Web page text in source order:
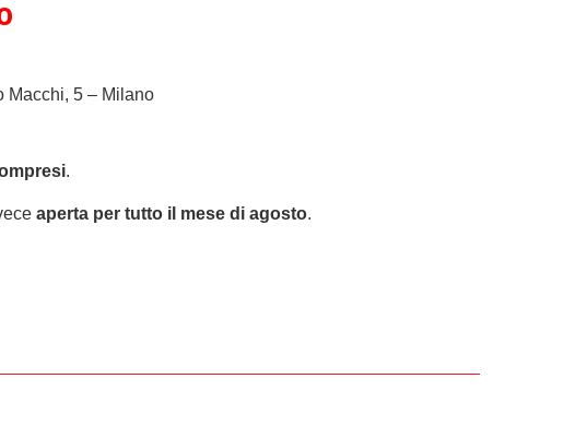
Macchi, 5 – Milano
.
aperta per tutto il mese di agosto.